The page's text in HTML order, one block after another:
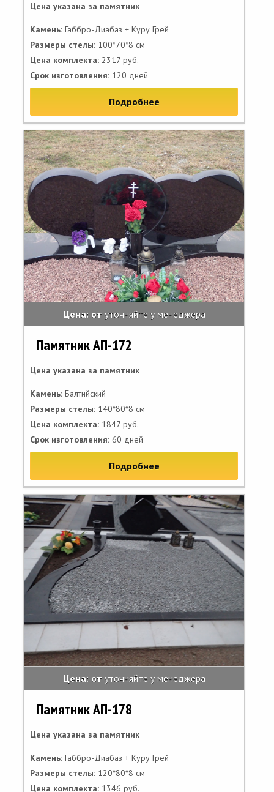
Цена указана за памятник
Камень: Габбро-Диабаз + Куру Грей
Размеры стелы: 100*70*8 см
Цена комплекта: 2317 руб.
Срок изготовления: 120 дней
Подробнее
Цена: от уточняйте у менеджера
Памятник АП-172
Цена указана за памятник
Камень: Балтийский
Размеры стелы: 140*80*8 см
Цена комплекта: 1847 руб.
Срок изготовления: 60 дней
Подробнее
Цена: от уточняйте у менеджера
Памятник АП-178
Цена указана за памятник
Камень: Габбро-Диабаз + Куру Грей
Размеры стелы: 120*80*8 см
Цена комплекта: 1346 руб.